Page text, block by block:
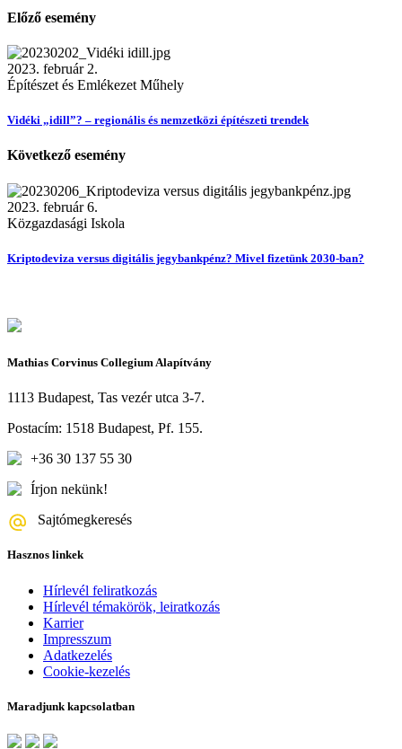
Előző esemény
2023. február 2.
Építészet és Emlékezet Műhely
Vidéki „idill”? – regionális és nemzetközi építészeti trendek
Következő esemény
2023. február 6.
Közgazdasági Iskola
Kriptodeviza versus digitális jegybankpénz? Mivel fizetünk 2030-ban?
Mathias Corvinus Collegium Alapítvány
1113 Budapest, Tas vezér utca 3-7.
Postacím: 1518 Budapest, Pf. 155.
+36 30 137 55 30
Írjon nekünk!
Sajtómegkeresés
Hasznos linkek
Hírlevél feliratkozás
Hírlevél témakörök, leiratkozás
Karrier
Impresszum
Adatkezelés
Cookie-kezelés
Maradjunk kapcsolatban